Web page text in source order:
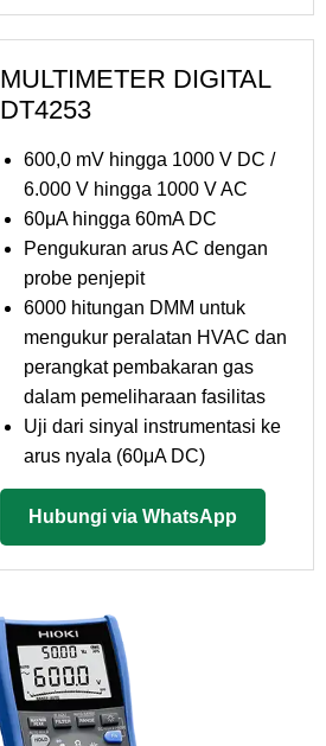
MULTIMETER DIGITAL
DT4253
600,0 mV hingga 1000 V DC /
6.000 V hingga 1000 V AC
60μA hingga 60mA DC
Pengukuran arus AC dengan
probe penjepit
6000 hitungan DMM untuk
mengukur peralatan HVAC dan
perangkat pembakaran gas
dalam pemeliharaan fasilitas
Uji dari sinyal instrumentasi ke
arus nyala (60μA DC)
Hubungi via WhatsApp